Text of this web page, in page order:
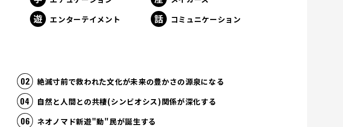
エンターテイメント コミュニケーション
絶滅寸前で救われた文化が未来の豊かさの源泉になる
自然と人間との共棲(シンビオシス)関係が深化する
ネオノマド新遊"動"民が誕生する